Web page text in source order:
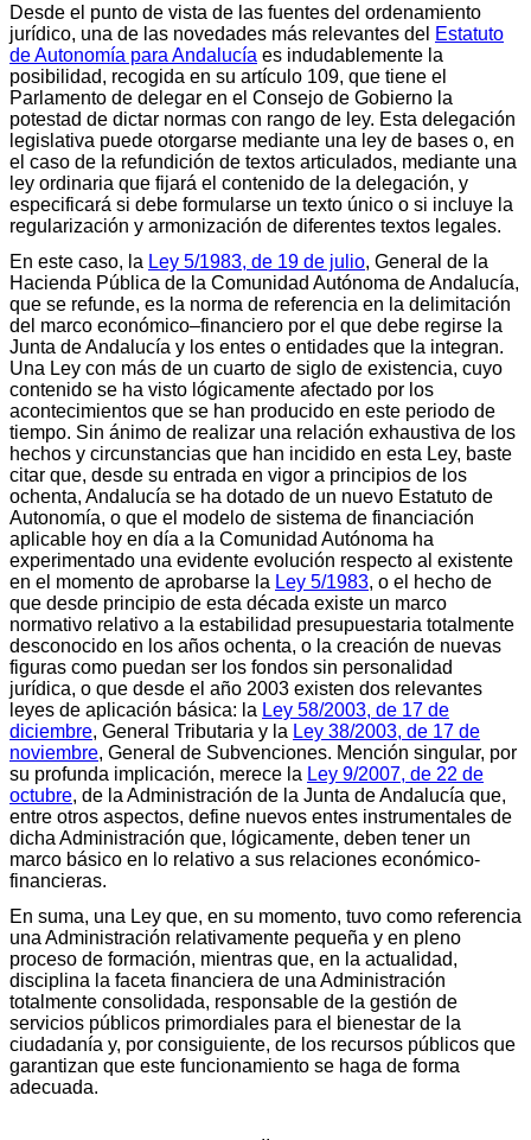
Desde el punto de vista de las fuentes del ordenamiento
jurídico, una de las novedades más relevantes del Estatuto
de Autonomía para Andalucía es indudablemente la
posibilidad, recogida en su artículo 109, que tiene el
Parlamento de delegar en el Consejo de Gobierno la
potestad de dictar normas con rango de ley. Esta delegación
legislativa puede otorgarse mediante una ley de bases o, en
el caso de la refundición de textos articulados, mediante una
ley ordinaria que fijará el contenido de la delegación, y
especificará si debe formularse un texto único o si incluye la
regularización y armonización de diferentes textos legales.
En este caso, la Ley 5/1983, de 19 de julio, General de la
Hacienda Pública de la Comunidad Autónoma de Andalucía,
que se refunde, es la norma de referencia en la delimitación
del marco económico–financiero por el que debe regirse la
Junta de Andalucía y los entes o entidades que la integran.
Una Ley con más de un cuarto de siglo de existencia, cuyo
contenido se ha visto lógicamente afectado por los
acontecimientos que se han producido en este periodo de
tiempo. Sin ánimo de realizar una relación exhaustiva de los
hechos y circunstancias que han incidido en esta Ley, baste
citar que, desde su entrada en vigor a principios de los
ochenta, Andalucía se ha dotado de un nuevo Estatuto de
Autonomía, o que el modelo de sistema de financiación
aplicable hoy en día a la Comunidad Autónoma ha
experimentado una evidente evolución respecto al existente
en el momento de aprobarse la Ley 5/1983, o el hecho de
que desde principio de esta década existe un marco
normativo relativo a la estabilidad presupuestaria totalmente
desconocido en los años ochenta, o la creación de nuevas
figuras como puedan ser los fondos sin personalidad
jurídica, o que desde el año 2003 existen dos relevantes
leyes de aplicación básica: la Ley 58/2003, de 17 de
diciembre, General Tributaria y la Ley 38/2003, de 17 de
noviembre, General de Subvenciones. Mención singular, por
su profunda implicación, merece la Ley 9/2007, de 22 de
octubre, de la Administración de la Junta de Andalucía que,
entre otros aspectos, define nuevos entes instrumentales de
dicha Administración que, lógicamente, deben tener un
marco básico en lo relativo a sus relaciones económico-
financieras.
En suma, una Ley que, en su momento, tuvo como referencia
una Administración relativamente pequeña y en pleno
proceso de formación, mientras que, en la actualidad,
disciplina la faceta financiera de una Administración
totalmente consolidada, responsable de la gestión de
servicios públicos primordiales para el bienestar de la
ciudadanía y, por consiguiente, de los recursos públicos que
garantizan que este funcionamiento se haga de forma
adecuada.